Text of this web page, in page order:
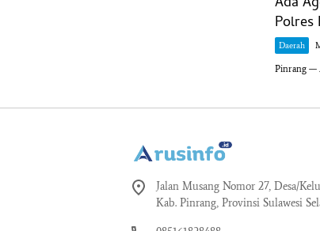
Polres
Daerah
Pinrang —
Jalan Musang Nomor 27, Desa/
Kab. Pinrang, Provinsi Sulawesi